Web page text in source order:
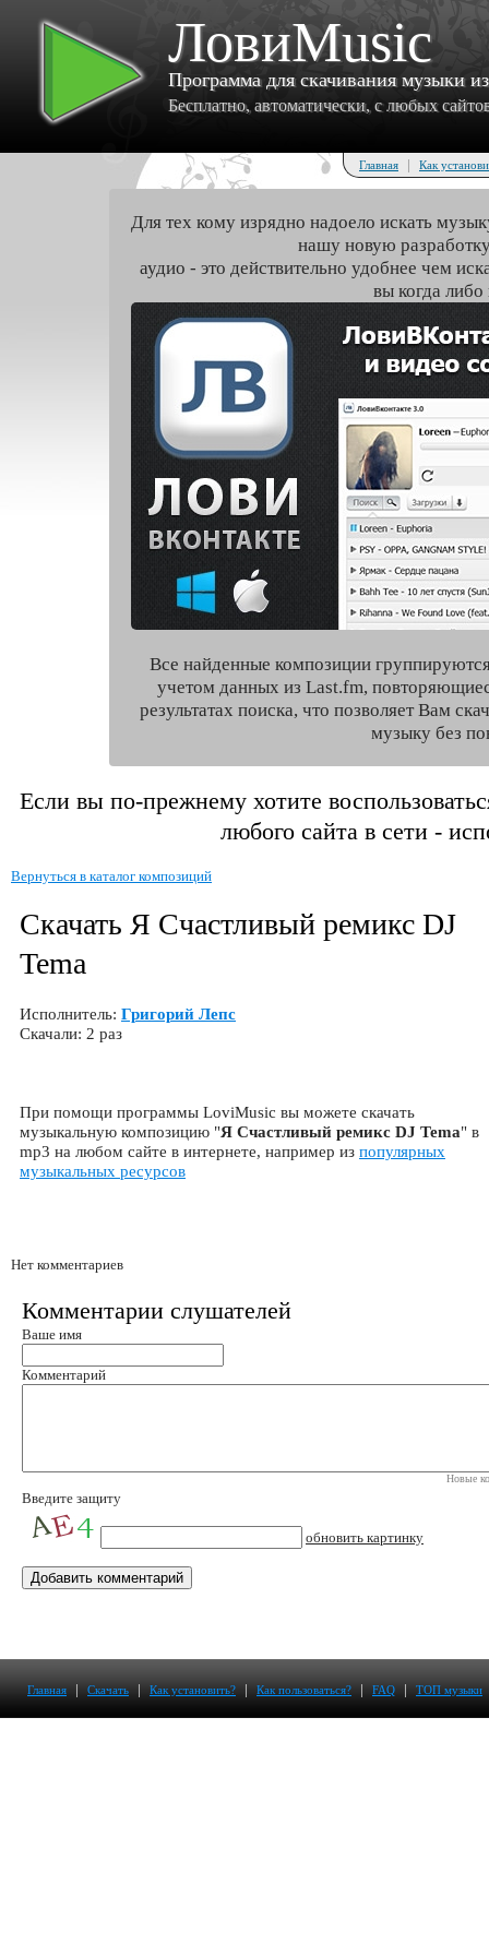
ЛовиMusic
Программа для скачивания музыки
Бесплатно, автоматически, с любых
Главная | Как
Для тех кому изрядно надоело искать
нашу новую
аудио - это действительно удобнее чем
вы когда либо
Все найденные композиции
учетом данных из Last.fm,
результатах поиска, что позволяет Вам
музыку без
Если вы по-прежнему хотите
любого сайта в сети -
Вернуться в каталог композиций
Скачать Я Счастливый ремикс DJ
Tema
Исполнитель: Григорий Лепс
Скачали: 2 раз
При помощи программы LoviMusic вы можете скачать
музыкальную композицию "Я Счастливый ремикс DJ Tema" в
mp3 на любом сайте в интернете, например из популярных
музыкальных ресурсов
Нет комментариев
Комментарии слушателей
Ваше имя
Комментарий
Новые
Введите защиту
обновить картинку
Главная | Скачать | Как установить? | Как пользоваться? | FAQ | ТОП музыки